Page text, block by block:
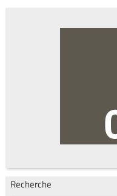
Recherche